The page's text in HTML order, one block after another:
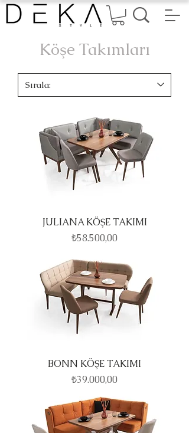
Köşe Takımları
JULIANA KÖŞE TAKIMI
Fiyat
₺58.500,00
BONN KÖŞE TAKIMI
Fiyat
₺39.000,00